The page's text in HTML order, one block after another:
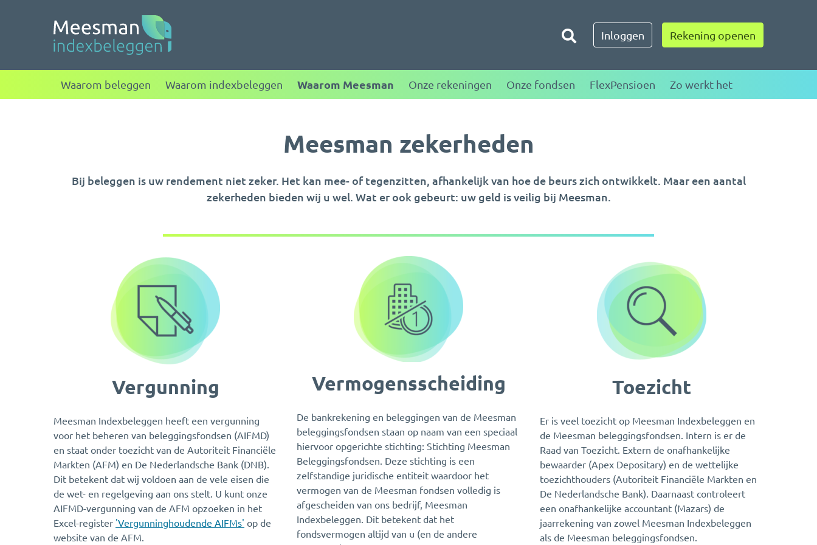
Meesman indexbeleggen
Toggle zoeken
Inloggen Rekening openen
Waarom beleggen Waarom indexbeleggen Waarom Meesman Onze rekeningen Onze fondsen FlexPensioen Zo werkt het
Meesman zekerheden
Bij beleggen is uw rendement niet zeker. Het kan mee- of tegenzitten, afhankelijk van hoe de beurs zich ontwikkelt. Maar een aantal
zekerheden bieden wij u wel. Wat er ook gebeurt: uw geld is veilig bij Meesman.
Vergunning
Meesman Indexbeleggen heeft een vergunning
voor het beheren van beleggingsfondsen (AIFMD)
en staat onder toezicht van de Autoriteit Financiële
Markten (AFM) en De Nederlandsche Bank (DNB).
Dit betekent dat wij voldoen aan de vele eisen die
de wet- en regelgeving aan ons stelt. U kunt onze
AIFMD-vergunning van de AFM opzoeken in het
Excel-register 'Vergunninghoudende AIFMs' op de
website van de AFM.
Vermogensscheiding
De bankrekening en beleggingen van de Meesman
beleggingsfondsen staan op naam van een speciaal
hiervoor opgerichte stichting: Stichting Meesman
Beleggingsfondsen. Deze stichting is een
zelfstandige juridische entiteit waardoor het
vermogen van de Meesman fondsen volledig is
afgescheiden van ons bedrijf, Meesman
Indexbeleggen. Dit betekent dat het
fondsvermogen altijd van u (en de andere
Toezicht
Er is veel toezicht op Meesman Indexbeleggen en
de Meesman beleggingsfondsen. Intern is er de
Raad van Toezicht. Extern de onafhankelijke
bewaarder (Apex Depositary) en de wettelijke
toezichthouders (Autoriteit Financiële Markten en
De Nederlandsche Bank). Daarnaast controleert
een onafhankelijke accountant (Mazars) de
jaarrekening van zowel Meesman Indexbeleggen
als de Meesman beleggingsfondsen.